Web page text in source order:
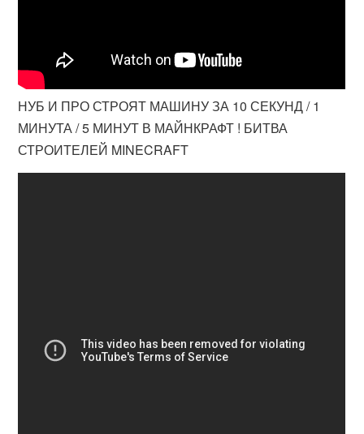
НУБ И ПРО СТРОЯТ МАШИНУ ЗА 10 СЕКУНД / 1
МИНУТА / 5 МИНУТ В МАЙНКРАФТ ! БИТВА
СТРОИТЕЛЕЙ MINECRAFT